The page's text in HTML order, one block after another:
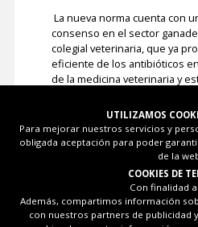
UTILIZAMOS
Para mejorar nuestros servicios y
obligada aceptación para poder
de la
COOKIES DE
Con finalidad
Además, compartimos información
con nuestros partners de publicidad
La nueva norma cuenta con
consenso en el sector
colegial veterinaria, que ya
eficiente de los antibióticos
de la medicina veterinaria y
la sanidad animal.